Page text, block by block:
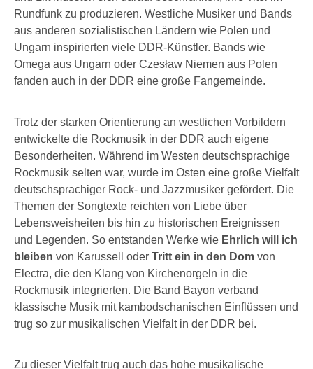
Rundfunk zu produzieren. Westliche Musiker und Bands
aus anderen sozialistischen Ländern wie Polen und
Ungarn inspirierten viele DDR-Künstler. Bands wie
Omega aus Ungarn oder Czesław Niemen aus Polen
fanden auch in der DDR eine große Fangemeinde.
Trotz der starken Orientierung an westlichen Vorbildern
entwickelte die Rockmusik in der DDR auch eigene
Besonderheiten. Während im Westen deutschsprachige
Rockmusik selten war, wurde im Osten eine große Vielfalt
deutschsprachiger Rock- und Jazzmusiker gefördert. Die
Themen der Songtexte reichten von Liebe über
Lebensweisheiten bis hin zu historischen Ereignissen
und Legenden. So entstanden Werke wie Ehrlich will ich
bleiben von Karussell oder Tritt ein in den Dom von
Electra, die den Klang von Kirchenorgeln in die
Rockmusik integrierten. Die Band Bayon verband
klassische Musik mit kambodschanischen Einflüssen und
trug so zur musikalischen Vielfalt in der DDR bei.
Zu dieser Vielfalt trug auch das hohe musikalische